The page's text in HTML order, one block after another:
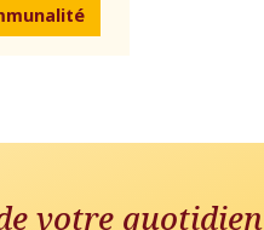
votre quotidien